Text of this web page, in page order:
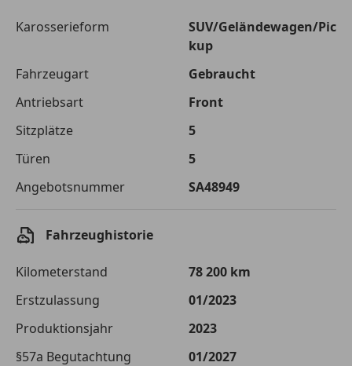
120 Monate
Kreditbetrag
€ 16 000,-
Gesamtbetrag
Einberechnete Gebühren
€ 0,-
Effektivzinsatz
Sollzinssatz
Monatliche Rate € 187,84
Die tatsächlichen Konditionen sind abhängig von Ihrer Bonität sowie
von der von Ihnen gewählten Bank. Rückzahlungszeitraum 1-10
Jahre. Zinsspanne Sollzinssatz: 2,90% - 14,90%.
Jetzt berechnen
Karosserieform
SUV/Geländewagen/Pic
kup
Fahrzeugart
Gebraucht
Antriebsart
Front
Sitzplätze
5
Türen
5
Angebotsnummer
SA48949
Fahrzeughistorie
Kilometerstand
78 200 km
Erstzulassung
01/2023
Produktionsjahr
2023
§57a Begutachtung
01/2027